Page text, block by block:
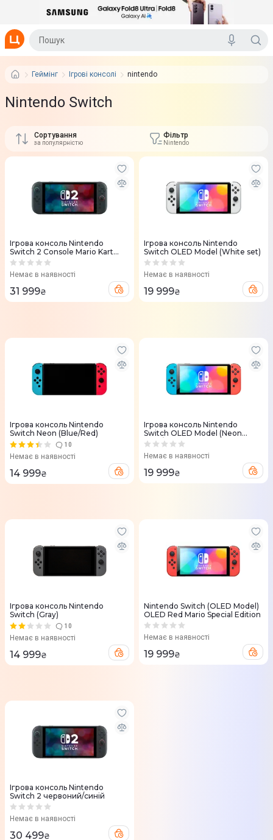
Геймінг Ігрові консолі nintendo
Nintendo Switch
Сортування
за популярністю
Фільтр
Nintendo
Ігрова консоль Nintendo
Switch 2 Console Mario Kart
World Bundle
Немає в наявності
31 999₴
Ігрова консоль Nintendo
Switch OLED Model (White set)
Немає в наявності
19 999₴
Ігрова консоль Nintendo
Switch Neon (Blue/Red)
10
Немає в наявності
14 999₴
Ігрова консоль Nintendo
Switch OLED Model (Neon
Blue/Neon Red set)
Немає в наявності
19 999₴
Ігрова консоль Nintendo
Switch (Gray)
10
Немає в наявності
14 999₴
Nintendo Switch (OLED Model)
OLED Red Mario Special Edition
Немає в наявності
19 999₴
Ігрова консоль Nintendo
Switch 2 червоний/синій
Немає в наявності
30 499₴